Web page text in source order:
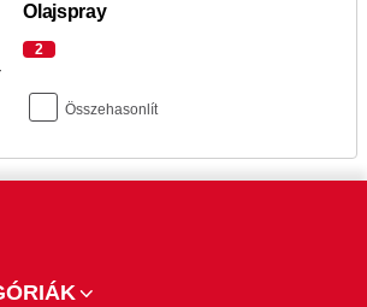
Olajspray
2
Összehasonlít